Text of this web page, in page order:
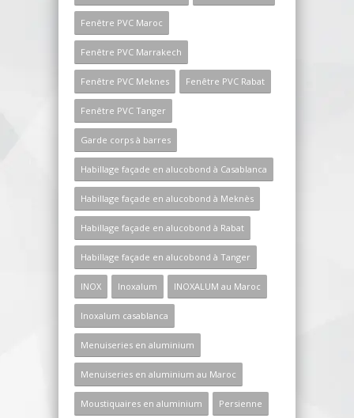
Fenêtre PVC Maroc
Fenêtre PVC Marrakech
Fenêtre PVC Meknes Fenêtre PVC Rabat
Fenêtre PVC Tanger
Garde corps à barres
Habillage façade en alucobond à Casablanca
Habillage façade en alucobond à Meknès
Habillage façade en alucobond à Rabat
Habillage façade en alucobond à Tanger
INOX Inoxalum INOXALUM au Maroc
Inoxalum casablanca
Menuiseries en aluminium
Menuiseries en aluminium au Maroc
Moustiquaires en aluminium Persienne